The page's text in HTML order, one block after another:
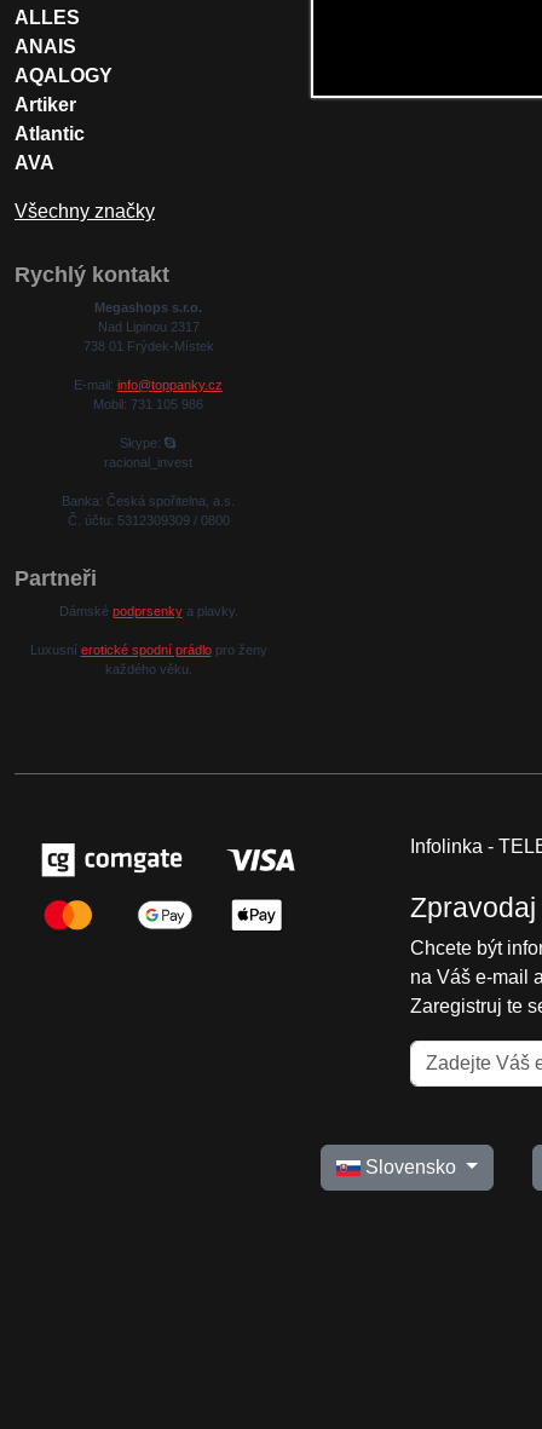
ALLES
ANAIS
AQALOGY
Artiker
Atlantic
AVA
Všechny značky
Rychlý kontakt
Megashops s.r.o.
Nad Lipinou 2317
738 01 Frýdek-Místek
E-mail: info@toppanky.cz
Mobil: 731 105 986
Skype:
racional_invest
Banka: Česká spořitelna, a.s.
Č. účtu: 5312309309 / 0800
Partneři
Dámské podprsenkya plavky.
Luxusní erotické spodní prádlopro ženy
každého věku.
Infolinka -
Zpravodaj
Chcete být
na Váš e-mail
Zaregistruj te
Slovensko